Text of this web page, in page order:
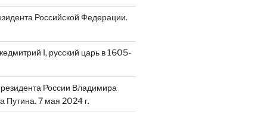
Российской Федерации.
I, русский царь в 1605-
России Владимира
Путина. 7 мая 2024 г.